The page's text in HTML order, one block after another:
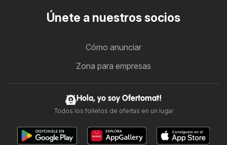
Únete a nuestros socios
Cómo anunciar
Zona para empresas
Hola, yo soy Ofertomat!
Todos los folletos de ofertas en un lugar